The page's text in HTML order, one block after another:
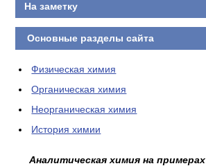
На заметку
Основные разделы сайта
Физическая химия
Органическая химия
Неорганическая химия
История химии
Аналитическая химия на примерах